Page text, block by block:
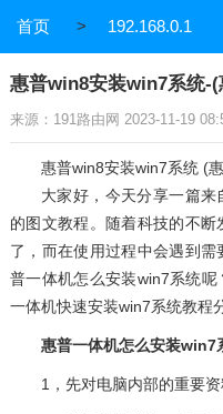
首页 > 192.168.0.1
惠普win8安装win7系统-
来源：191路由网 2023-11-19
惠普win8安装win7系统 (
大家好，今天分享一篇来
的图文教程。随着科技的不
了，而在使用过程中会遇到
普一体机怎么安装win7系统
一体机快速安装win7系统教程
惠普一体机怎么安装win7
1，先对电脑内部的重要